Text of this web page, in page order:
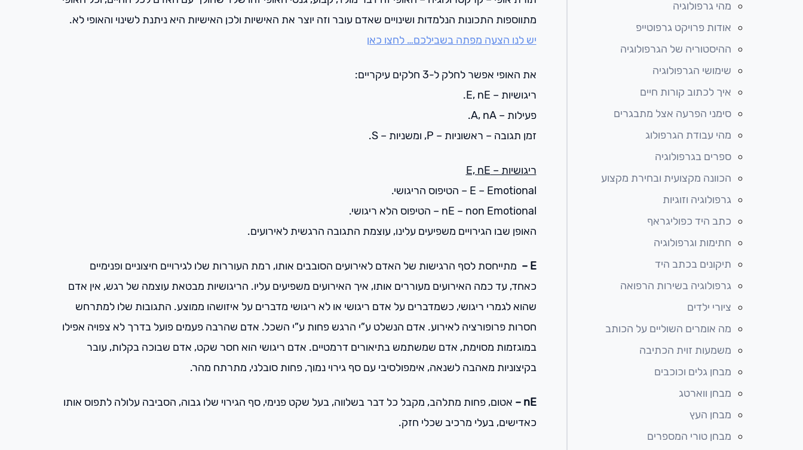
מתווספות התכונות הנלמדות ושינויים שאדם עובר וזה יוצר את האישיות ולכן האישיות היא ניתנת לשינוי והאופי לא.
יש לנו הצעה מפתה בשבילכם… לחצו כאן
את האופי אפשר לחלק ל-3 חלקים עיקריים:
ריגושיות – E, nE.
פעילות – A, nA.
זמן תגובה – ראשוניות – P, ומשניות – S.
ריגושיות – E, nE
E – Emotional – הטיפוס הריגושי.
nE – non Emotional – הטיפוס הלא ריגושי.
האופן שבו הגירויים משפיעים עלינו, עוצמת התגובה הרגשית לאירועים.
E –
מתייחסת לסף הרגישות של האדם לאירועים הסובבים אותו, רמת העוררות שלו לגירויים חיצוניים ופנימיים
כאחד, עד כמה האירועים מעוררים אותו, איך האירועים משפיעים עליו. הריגושיות מבטאת עוצמה של רגש, אין אדם
שהוא לגמרי ריגושי, כשמדברים על אדם ריגושי או לא ריגושי מדברים על איזושהו ממוצע. התגובות שלו למתרחש
חסרות פרופורציה לאירוע. אדם הנשלט ע”י הרגש פחות ע”י השכל. אדם שהרבה פעמים פועל בדרך לא צפויה אפילו
במוגזמות מסוימת, אדם שמשתמש בתיאורים דרמטיים. אדם ריגושי הוא חסר שקט, אדם שבוכה בקלות, עובר
בקיצוניות מאהבה לשנאה, אימפולסיבי עם סף גירוי נמוך, פחות סובלני, מתרתח מהר.
nE –
אטום, פחות מתלהב, מקבל כל דבר בשלווה, בעל שקט פנימי, סף הגירוי שלו גבוה, הסביבה עלולה לתפוס אותו
כאדישים, בעלי מרכיב שכלי חזק.
מהי גרפולוגיה
אודות פרויקט גרפוטייפ
ההיסטוריה של הגרפולוגיה
שימושי הגרפולוגיה
איך לכתוב קורות חיים
סימני הפרעה אצל מתבגרים
מהי עבודת הגרפולוג
ספרים בגרפולוגיה
הכוונה מקצועית ובחירת מקצוע
גרפולוגיה וזוגיות
כתב היד כפוליגראף
חתימות וגרפולוגיה
תיקונים בכתב היד
גרפולוגיה בשירות הרפואה
ציורי ילדים
מה אומרים השוליים על הכותב
משמעות זוית הכתיבה
מבחן גלים וכוכבים
מבחן ווארטג
מבחן העץ
מבחן טורי המספרים